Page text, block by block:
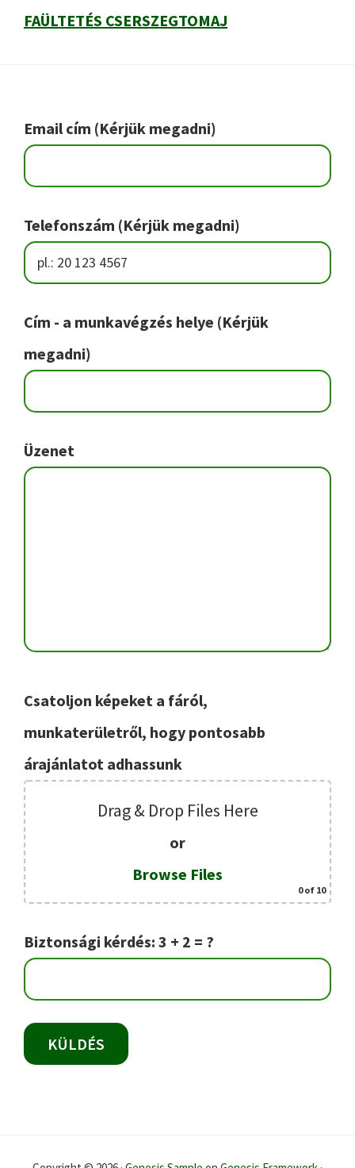
FAÜLTETÉS CSERSZEGTOMAJ
Footer
Email cím (Kérjük megadni)
Telefonszám (Kérjük megadni)
Cím - a munkavégzés helye (Kérjük
megadni)
Üzenet
Csatoljon képeket a fáról,
munkaterületről, hogy pontosabb
árajánlatot adhassunk
Drag & Drop Files Here
or
Browse Files
0of 10
Biztonsági kérdés: 3 + 2 = ?